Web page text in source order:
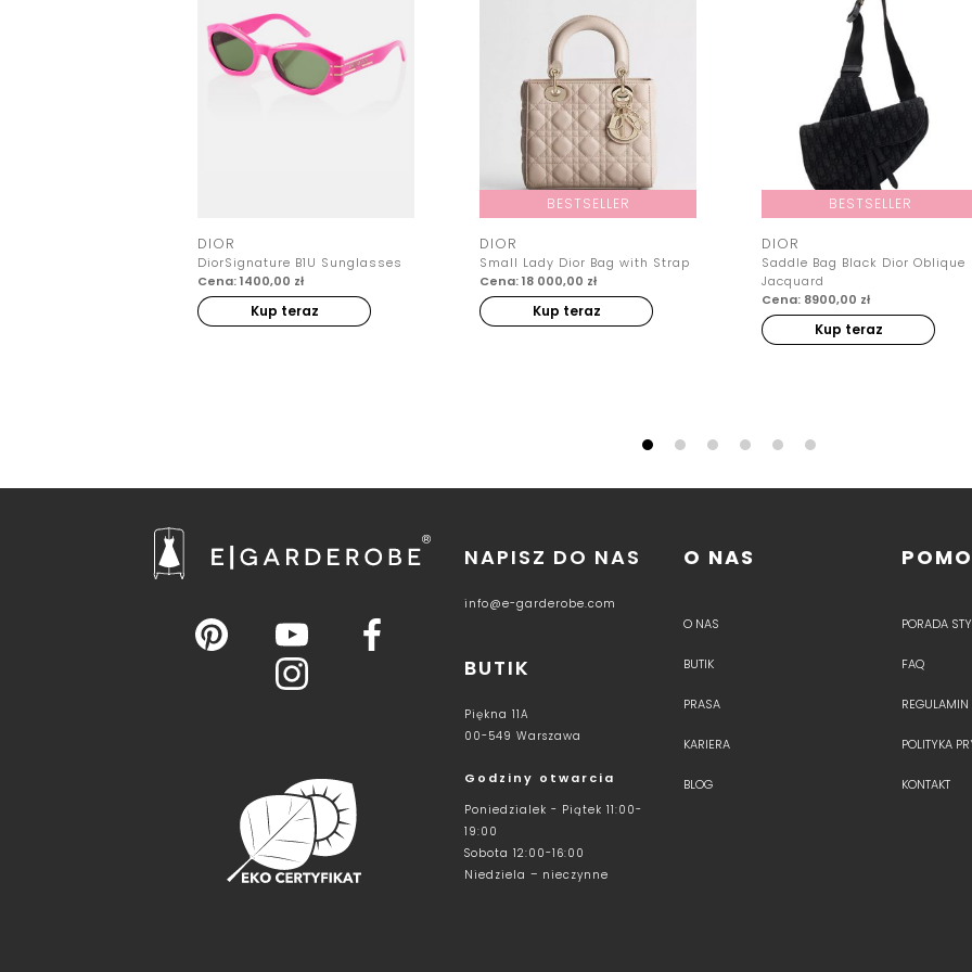
DIOR
DiorSignature B1U Sunglasses
Cena: 1400,00 zł
Kup teraz
BESTSELLER
DIOR
Small Lady Dior Bag with Strap
Cena: 18 000,00 zł
Kup teraz
BESTSELLER
DIOR
Saddle Bag Black Dior Oblique
Jacquard
Cena: 8900,00 zł
Kup teraz
NAPISZ DO NAS
info@e-garderobe.com
BUTIK
Piękna 11A
00-549 Warszawa
Godziny otwarcia
Poniedzialek - Piątek 11:00-
19:00
Sobota 12:00-16:00
Niedziela – nieczynne
O NAS
O NAS
BUTIK
PRASA
KARIERA
BLOG
PORADA
FAQ
REGULAMIN
POLITYKA
KONTAKT